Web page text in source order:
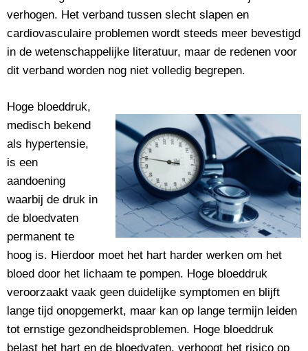
verhogen. Het verband tussen slecht slapen en
cardiovasculaire problemen wordt steeds meer bevestigd
in de wetenschappelijke literatuur, maar de redenen voor
dit verband worden nog niet volledig begrepen.
Hoge bloeddruk,
medisch bekend
als hypertensie,
is een
aandoening
waarbij de druk in
de bloedvaten
permanent te
hoog is. Hierdoor moet het hart harder werken om het
bloed door het lichaam te pompen. Hoge bloeddruk
veroorzaakt vaak geen duidelijke symptomen en blijft
lange tijd onopgemerkt, maar kan op lange termijn leiden
tot ernstige gezondheidsproblemen. Hoge bloeddruk
belast het hart en de bloedvaten, verhoogt het risico op